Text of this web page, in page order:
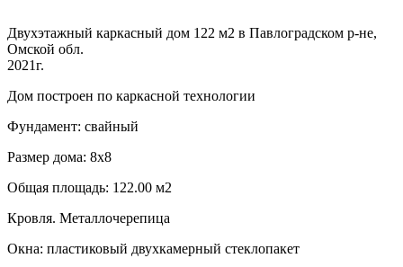
Двухэтажный каркасный дом 122 м2 в Павлоградском р-не,
Омской обл.
2021г.
Дом построен по каркасной технологии
Фундамент: свайный
Размер дома: 8х8
Общая площадь: 122.00 м2
Кровля. Металлочерепица
Окна: пластиковый двухкамерный стеклопакет